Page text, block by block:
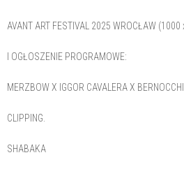
AVANT ART FESTIVAL 2025 WROCŁAW
I OGŁOSZENIE PROGRAMOWE:
MERZBOW X IGGOR CAVALERA X BERNOCCHI
CLIPPING.
SHABAKA